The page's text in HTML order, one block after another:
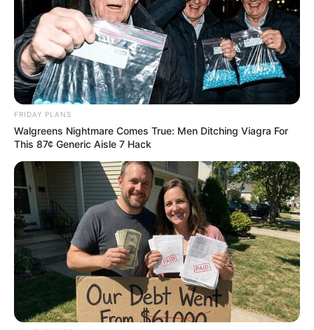
เคล็ดลับเสริมดวงตามวันเกิด
นักเขียน
กองบรรณาธิการ
เนื้อหาที่ได้รับการโปรโมต
FRIDAY PLANS
Walgreens Nightmare Comes True: Men Ditching Viagra For
This 87¢ Generic Aisle 7 Hack